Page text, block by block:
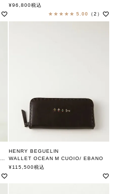
CIELO
¥96,800税込
5.00
（2）
HENRY BEGUELIN
WALLET OCEAN M CUOIO/ EBANO
FAMILY OMINO
¥115,500税込